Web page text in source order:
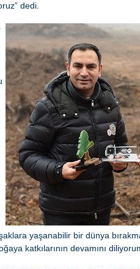
dedi.
yaşanabilir bir dünya
katkılarının devamını